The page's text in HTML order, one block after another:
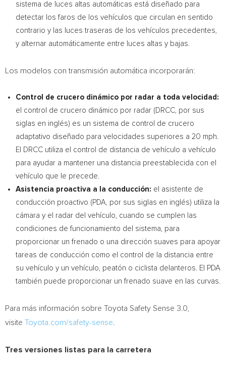
sistema de luces altas automáticas está diseñado para
detectar los faros de los vehículos que circulan en sentido
contrario y las luces traseras de los vehículos precedentes,
y alternar automáticamente entre luces altas y bajas.
Los modelos con transmisión automática incorporarán:
Control de crucero dinámico por radar a toda velocidad:
el control de crucero dinámico por radar (DRCC, por sus
siglas en inglés) es un sistema de control de crucero
adaptativo diseñado para velocidades superiores a 20 mph.
El DRCC utiliza el control de distancia de vehículo a vehículo
para ayudar a mantener una distancia preestablecida con el
vehículo que le precede.
Asistencia proactiva a la conducción: el asistente de
conducción proactivo (PDA, por sus siglas en inglés) utiliza la
cámara y el radar del vehículo, cuando se cumplen las
condiciones de funcionamiento del sistema, para
proporcionar un frenado o una dirección suaves para apoyar
tareas de conducción como el control de la distancia entre
su vehículo y un vehículo, peatón o ciclista delanteros. El PDA
también puede proporcionar un frenado suave en las curvas.
Para más información sobre Toyota Safety Sense 3.0,
visite Toyota.com/safety-sense
Tres versiones listas para la carretera